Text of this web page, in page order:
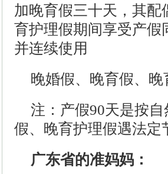
加晚育假三十天，其
育护理假期间享受产假
并连续使用
晚婚假、晚育假、
注：产假90天是按
假、晚育护理假遇法定
广东省的准妈妈：